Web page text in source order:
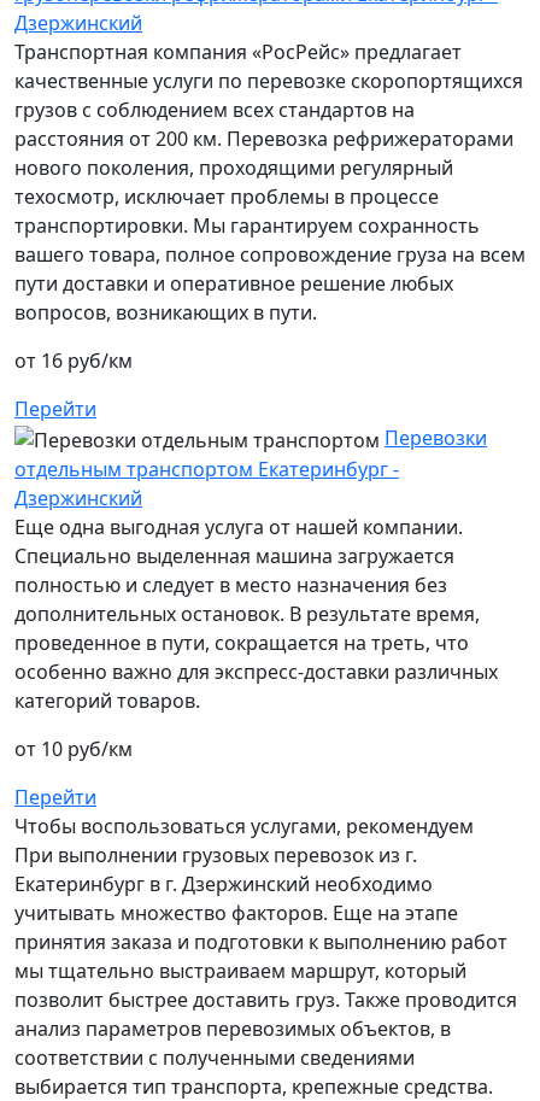
Дзержинский
Транспортная компания «РосРейс» предлагает
качественные услуги по перевозке скоропортящихся
грузов с соблюдением всех стандартов на
расстояния от 200 км. Перевозка рефрижераторами
нового поколения, проходящими регулярный
техосмотр, исключает проблемы в процессе
транспортировки. Мы гарантируем сохранность
вашего товара, полное сопровождение груза на всем
пути доставки и оперативное решение любых
вопросов, возникающих в пути.
от 16 руб/км
Перейти
Перевозки
отдельным транспортом Екатеринбург -
Дзержинский
Еще одна выгодная услуга от нашей компании.
Специально выделенная машина загружается
полностью и следует в место назначения без
дополнительных остановок. В результате время,
проведенное в пути, сокращается на треть, что
особенно важно для экспресс-доставки различных
категорий товаров.
от 10 руб/км
Перейти
Чтобы воспользоваться услугами, рекомендуем
При выполнении грузовых перевозок из г.
Екатеринбург в г. Дзержинский необходимо
учитывать множество факторов. Еще на этапе
принятия заказа и подготовки к выполнению работ
мы тщательно выстраиваем маршрут, который
позволит быстрее доставить груз. Также проводится
анализ параметров перевозимых объектов, в
соответствии с полученными сведениями
выбирается тип транспорта, крепежные средства.